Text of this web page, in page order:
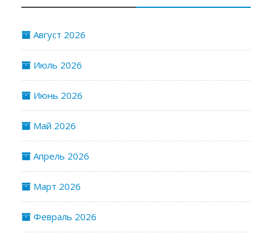
Август 2026
Июль 2026
Июнь 2026
Май 2026
Апрель 2026
Март 2026
Февраль 2026